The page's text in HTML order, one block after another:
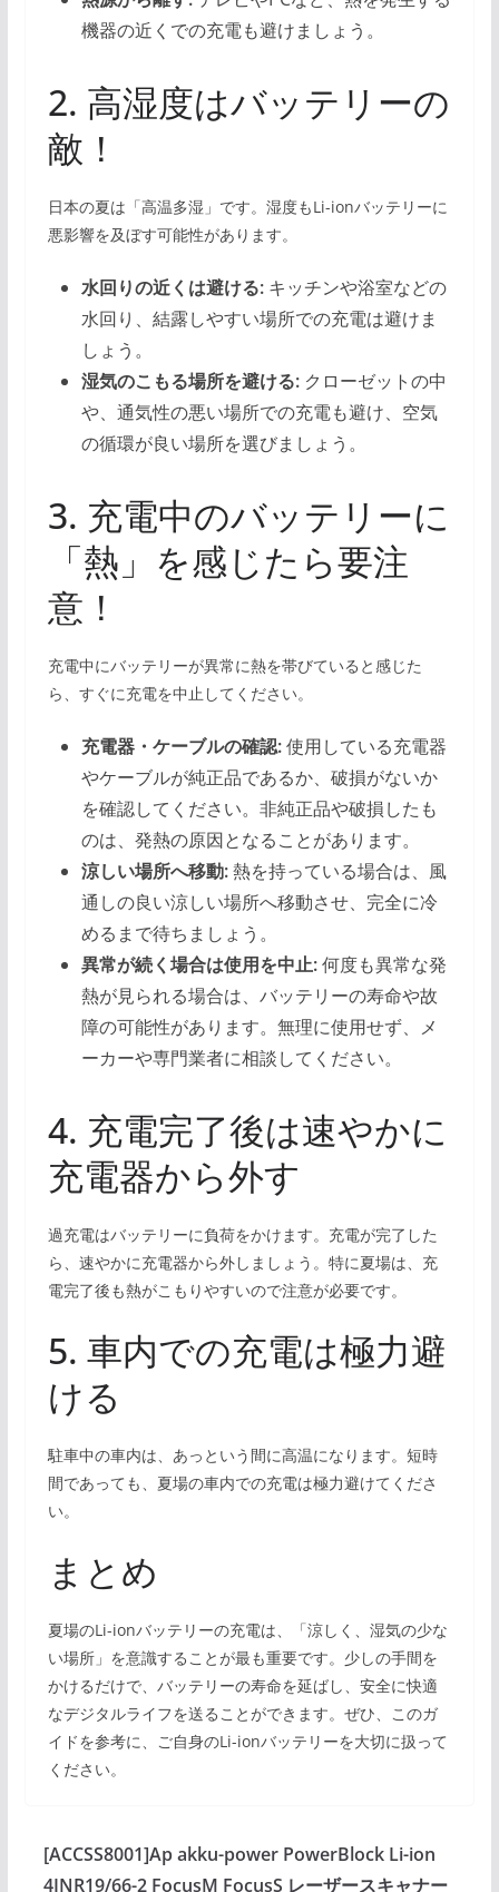
機器の近くでの充電も避けましょう。
2. 高湿度はバッテリーの
敵！
日本の夏は「高温多湿」です。湿度もLi-ionバッテリーに
悪影響を及ぼす可能性があります。
水回りの近くは避ける:キッチンや浴室などの
水回り、結露しやすい場所での充電は避けま
しょう。
湿気のこもる場所を避ける:クローゼットの中
や、通気性の悪い場所での充電も避け、空気
の循環が良い場所を選びましょう。
3. 充電中のバッテリーに
「熱」を感じたら要注
意！
充電中にバッテリーが異常に熱を帯びていると感じた
ら、すぐに充電を中止してください。
充電器・ケーブルの確認:使用している充電器
やケーブルが純正品であるか、破損がないか
を確認してください。非純正品や破損したも
のは、発熱の原因となることがあります。
涼しい場所へ移動:熱を持っている場合は、風
通しの良い涼しい場所へ移動させ、完全に冷
めるまで待ちましょう。
異常が続く場合は使用を中止:何度も異常な発
熱が見られる場合は、バッテリーの寿命や故
障の可能性があります。無理に使用せず、メ
ーカーや専門業者に相談してください。
4. 充電完了後は速やかに
充電器から外す
過充電はバッテリーに負荷をかけます。充電が完了した
ら、速やかに充電器から外しましょう。特に夏場は、充
電完了後も熱がこもりやすいので注意が必要です。
5. 車内での充電は極力避
ける
駐車中の車内は、あっという間に高温になります。短時
間であっても、夏場の車内での充電は極力避けてくださ
い。
まとめ
夏場のLi-ionバッテリーの充電は、「涼しく、湿気の少な
い場所」を意識することが最も重要です。少しの手間を
かけるだけで、バッテリーの寿命を延ばし、安全に快適
なデジタルライフを送ることができます。ぜひ、このガ
イドを参考に、ご自身のLi-ionバッテリーを大切に扱って
ください。
[ACCSS8001]Ap akku-power PowerBlock Li-ion
4INR19/66-2 FocusM FocusS レーザースキャナー